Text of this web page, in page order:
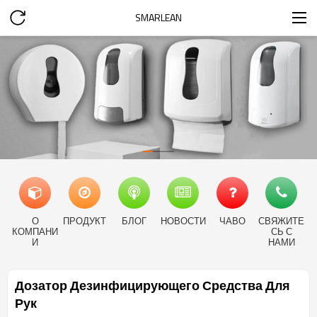
SMARLEAN
О
КОМПАНИ
И
ПРОДУКТ БЛОГ НОВОСТИ ЧАВО СВЯЖИТЕ
СЬ С
НАМИ
Дозатор Дезинфицирующего Средства Для
Рук